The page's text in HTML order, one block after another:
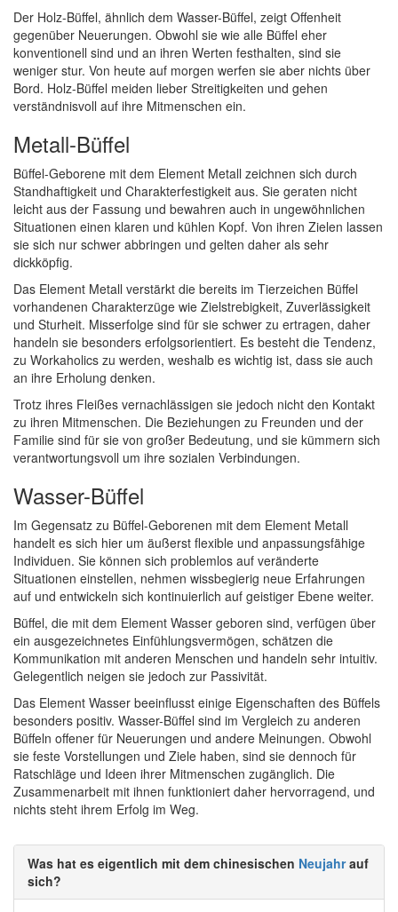
Der Holz-Büffel, ähnlich dem Wasser-Büffel, zeigt Offenheit
gegenüber Neuerungen. Obwohl sie wie alle Büffel eher
konventionell sind und an ihren Werten festhalten, sind sie
weniger stur. Von heute auf morgen werfen sie aber nichts über
Bord. Holz-Büffel meiden lieber Streitigkeiten und gehen
verständnisvoll auf ihre Mitmenschen ein.
Metall-Büffel
Büffel-Geborene mit dem Element Metall zeichnen sich durch
Standhaftigkeit und Charakterfestigkeit aus. Sie geraten nicht
leicht aus der Fassung und bewahren auch in ungewöhnlichen
Situationen einen klaren und kühlen Kopf. Von ihren Zielen lassen
sie sich nur schwer abbringen und gelten daher als sehr
dickköpfig.
Das Element Metall verstärkt die bereits im Tierzeichen Büffel
vorhandenen Charakterzüge wie Zielstrebigkeit, Zuverlässigkeit
und Sturheit. Misserfolge sind für sie schwer zu ertragen, daher
handeln sie besonders erfolgsorientiert. Es besteht die Tendenz,
zu Workaholics zu werden, weshalb es wichtig ist, dass sie auch
an ihre Erholung denken.
Trotz ihres Fleißes vernachlässigen sie jedoch nicht den Kontakt
zu ihren Mitmenschen. Die Beziehungen zu Freunden und der
Familie sind für sie von großer Bedeutung, und sie kümmern sich
verantwortungsvoll um ihre sozialen Verbindungen.
Wasser-Büffel
Im Gegensatz zu Büffel-Geborenen mit dem Element Metall
handelt es sich hier um äußerst flexible und anpassungsfähige
Individuen. Sie können sich problemlos auf veränderte
Situationen einstellen, nehmen wissbegierig neue Erfahrungen
auf und entwickeln sich kontinuierlich auf geistiger Ebene weiter.
Büffel, die mit dem Element Wasser geboren sind, verfügen über
ein ausgezeichnetes Einfühlungsvermögen, schätzen die
Kommunikation mit anderen Menschen und handeln sehr intuitiv.
Gelegentlich neigen sie jedoch zur Passivität.
Das Element Wasser beeinflusst einige Eigenschaften des Büffels
besonders positiv. Wasser-Büffel sind im Vergleich zu anderen
Büffeln offener für Neuerungen und andere Meinungen. Obwohl
sie feste Vorstellungen und Ziele haben, sind sie dennoch für
Ratschläge und Ideen ihrer Mitmenschen zugänglich. Die
Zusammenarbeit mit ihnen funktioniert daher hervorragend, und
nichts steht ihrem Erfolg im Weg.
Was hat es eigentlich mit dem chinesischen Neujahrauf
sich?